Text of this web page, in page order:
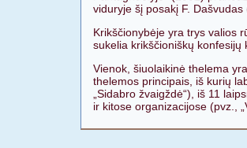
viduryje šį posakį F.
Krikščionybėje yra trys valios
sukelia krikščioniškų konfesijų
Vienok, šiuolaikinė thelema
thelemos principais, iš kurių
„Sidabro žvaigždė“), iš 11
ir kitose organizacijose (pvz.,